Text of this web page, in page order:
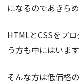
になるのであきら
HTMLとCSSをプ
う方も中にはいます
そんな方は低価格